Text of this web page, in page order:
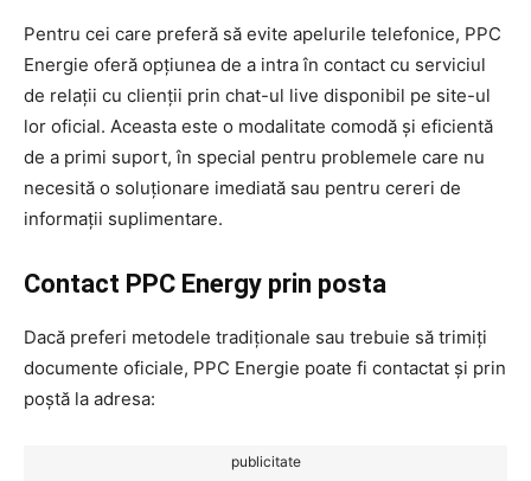
Pentru cei care preferă să evite apelurile telefonice, PPC
Energie oferă opțiunea de a intra în contact cu serviciul
de relații cu clienții prin chat-ul live disponibil pe site-ul
lor oficial. Aceasta este o modalitate comodă și eficientă
de a primi suport, în special pentru problemele care nu
necesită o soluționare imediată sau pentru cereri de
informații suplimentare.
Contact PPC Energy prin posta
Dacă preferi metodele tradiționale sau trebuie să trimiți
documente oficiale, PPC Energie poate fi contactat și prin
poștă la adresa:
publicitate